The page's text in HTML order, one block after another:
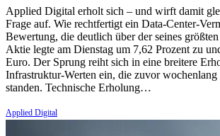
Applied Digital erholt sich – und wirft damit
Frage auf. Wie rechtfertigt ein Data-Center-
Bewertung, die deutlich über der seines
Aktie legte am Dienstag um 7,62 Prozent zu
Euro. Der Sprung reiht sich in eine breitere
Infrastruktur-Werten ein, die zuvor
standen. Technische Erholung…
Applied Digital